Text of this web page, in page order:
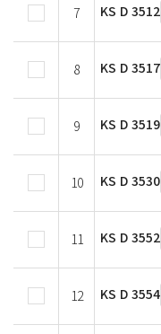
7 KS D 3512
8 KS D 3517
9 KS D 3519
10 KS D 3530
11 KS D 3552
12 KS D 3554